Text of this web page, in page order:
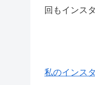
回もインス
私のインス